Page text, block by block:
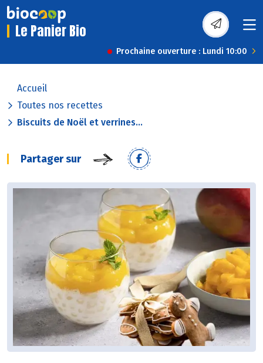
Le Panier Bio
Prochaine ouverture : Lundi 10:00
Accueil
Toutes nos recettes
Biscuits de Noël et verrines...
Partager sur